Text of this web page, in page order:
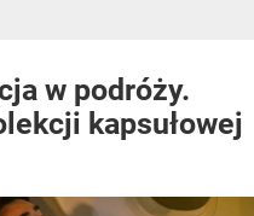
w podróży.
kapsułowej